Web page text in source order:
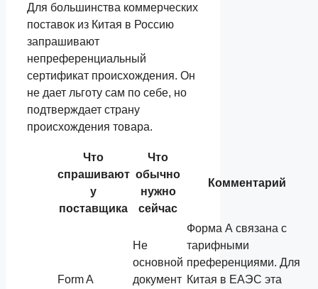
Для большинства коммерческих
поставок из Китая в Россию
запрашивают
непреференциальный
сертификат происхождения. Он
не дает льготу сам по себе, но
подтверждает страну
происхождения товара.
Что
спрашивают
у
поставщика
Что
обычно
нужно
сейчас
Комментарий
Form A
Не
основной
документ
Форма А связана с
тарифными
преференциями. Для
Китая в ЕАЭС эта